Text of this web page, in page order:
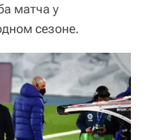
матча у
сезоне.